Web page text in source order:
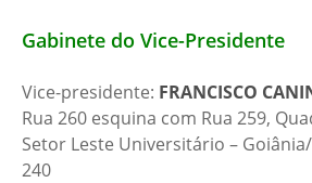
Gabinete do Vice-Presidente
Vice-presidente: FRANCISCO
Rua 260 esquina com Rua 259,
Setor Leste Universitário – Goiânia/
240